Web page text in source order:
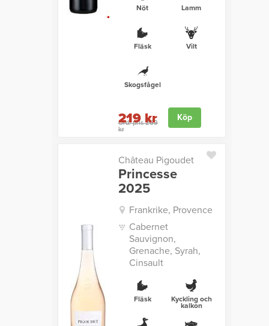
Nöt Lamm
Fläsk Vilt
Skogsfågel
Ord. pris 269
kr
219 kr Köp
Château Pigoudet
Princesse
2025
Frankrike, Provence
Cabernet
Sauvignon,
Grenache, Syrah,
Cinsault
Fläsk Kyckling och
kalkon